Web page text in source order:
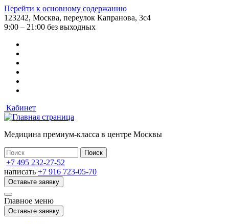
Перейти к основному содержанию
123242, Москва, переулок Капранова, 3с4
9:00 – 21:00 без выходных
Кабинет
Медицина премиум-класса в центре Москвы
+7 495 232-27-52
написать +7 916 723-05-70
Оставьте заявку
Главное меню
Оставьте заявку